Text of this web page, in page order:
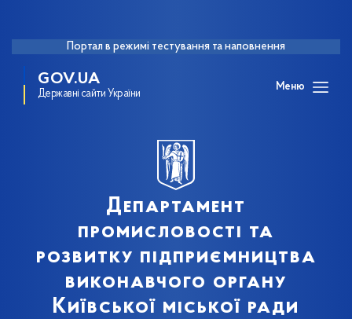
Портал в режимі тестування та наповнення
GOV.UA
Державні сайти України
Меню
Департамент
промисловості та
розвитку підприємництва
виконавчого органу
Київської міської ради